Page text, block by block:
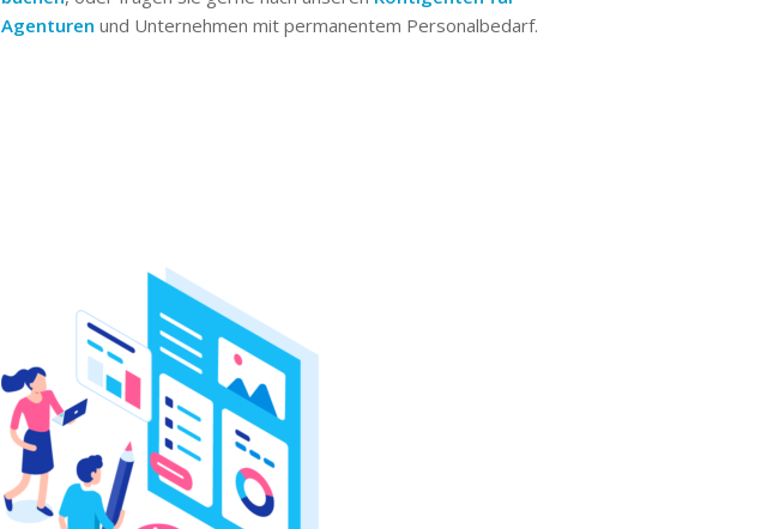
Agenturen und Unternehmen mit permanentem Personalbedarf.